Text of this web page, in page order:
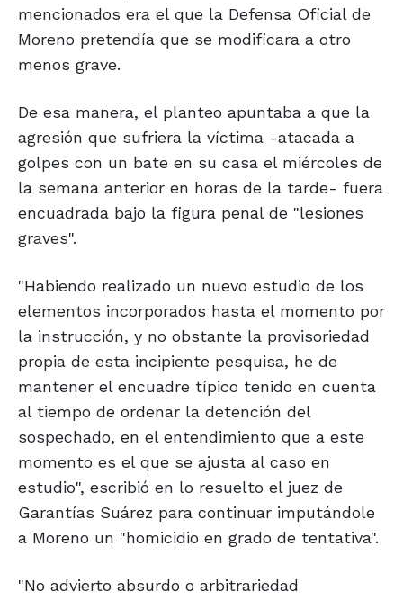
mencionados era el que la Defensa Oficial de
Moreno pretendía que se modificara a otro
menos grave.
De esa manera, el planteo apuntaba a que la
agresión que sufriera la víctima -atacada a
golpes con un bate en su casa el miércoles de
la semana anterior en horas de la tarde- fuera
encuadrada bajo la figura penal de "lesiones
graves".
"Habiendo realizado un nuevo estudio de los
elementos incorporados hasta el momento por
la instrucción, y no obstante la provisoriedad
propia de esta incipiente pesquisa, he de
mantener el encuadre típico tenido en cuenta
al tiempo de ordenar la detención del
sospechado, en el entendimiento que a este
momento es el que se ajusta al caso en
estudio", escribió en lo resuelto el juez de
Garantías Suárez para continuar imputándole
a Moreno un "homicidio en grado de tentativa".
"No advierto absurdo o arbitrariedad